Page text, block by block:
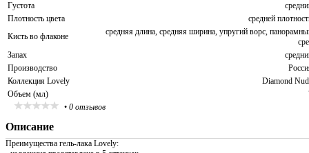
Густота
Плотность цвета
средней
Кисть во флаконе
средняя длина, средняя ширина, упругий ворс,
Запах
Производство
Коллекция Lovely
Diamond
Объем (мл)
• 0 отзывов
Описание
Преимущества гель-лака Lovely: